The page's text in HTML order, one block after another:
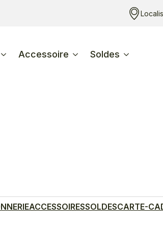
Accessoire Soldes
ACCESSOIRESSOLDESCARTE-